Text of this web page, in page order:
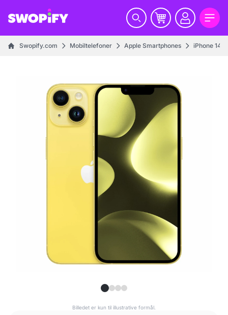
Swopify.com Mobiltelefoner Apple Smartphones iPhone 14
Billedet er kun til illustrative formål.